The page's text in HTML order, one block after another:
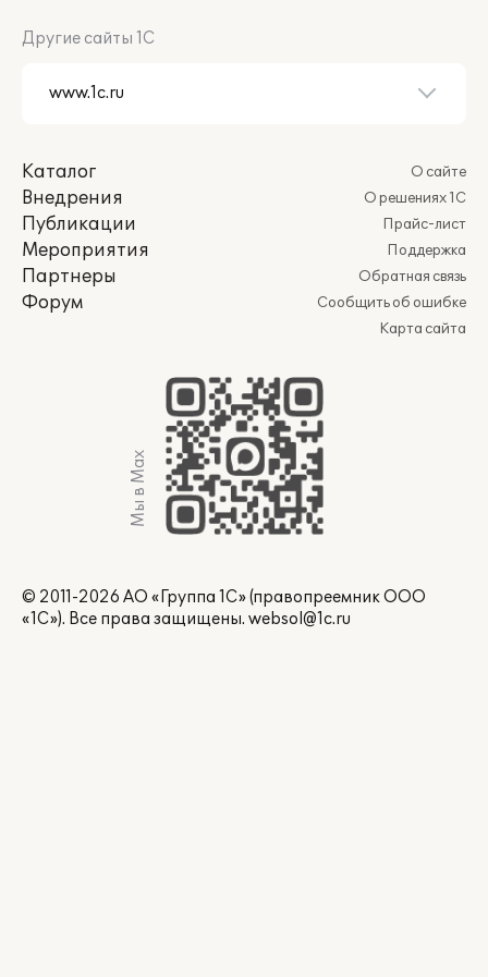
Другие сайты 1С
Каталог
Внедрения
Публикации
Мероприятия
Партнеры
Форум
О сайте
О решениях 1С
Прайс-лист
Поддержка
Обратная связь
Сообщить об ошибке
Карта сайта
Мы в Max
© 2011-2026 АО «Группа 1С» (правопреемник ООО
«1С»). Все права защищены. websol@1c.ru